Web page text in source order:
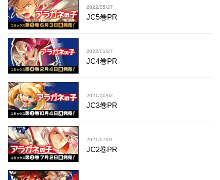
2022/05/27
JC5巻PR
2022/01/27
JC4巻PR
2021/10/02
JC3巻PR
2021/07/01
JC2巻PR